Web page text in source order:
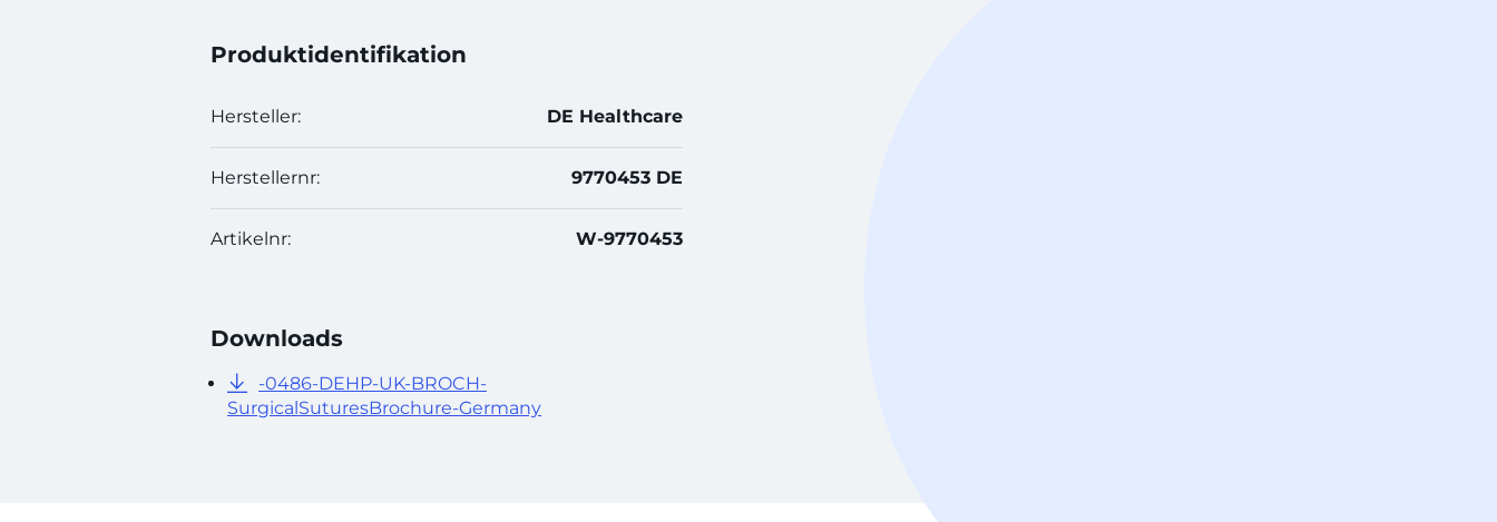
Produktidentifikation
Hersteller: DE Healthcare
Herstellernr: 9770453 DE
Artikelnr: W-9770453
Downloads
-0486-DEHP-UK-BROCH-
SurgicalSuturesBrochure-Germany